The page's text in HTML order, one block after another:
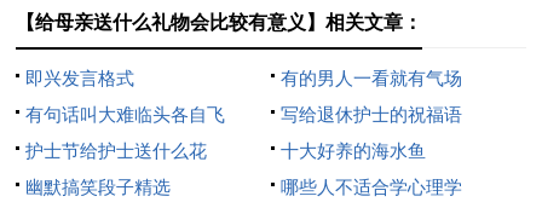
【给母亲送什么礼物会比较有意义】相关文章：
即兴发言格式
有的男人一看就有气场
有句话叫大难临头各自飞
写给退休护士的祝福语
护士节给护士送什么花
十大好养的海水鱼
幽默搞笑段子精选
哪些人不适合学心理学